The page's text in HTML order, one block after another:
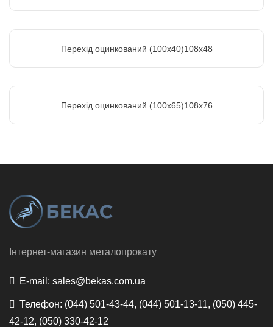
Перехід оцинкований (100х40)108х48
Перехід оцинкований (100х65)108х76
Інтернет-магазин металопрокату
E-mail: sales@bekas.com.ua
Телефон: (044) 501-43-44, (044) 501-13-11, (050) 445-
42-12, (050) 330-42-12